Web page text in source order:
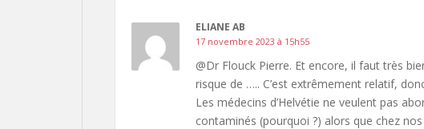
ELIANE AB
17 novembre 2023 à 15h55
@Dr Flouck Pierre. Et encore, il faut très
risque de ….. C’est extrêmement relatif,
Les médecins d’Helvétie ne veulent pas
contaminés (pourquoi ?) alors que chez